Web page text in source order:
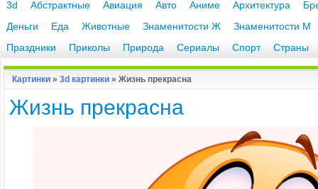
3d Абстрактные Авиация Авто Аниме Архитектура
Деньги
Еда Животные Знаменитости Ж
Знаменитости М
Праздники
Приколы Природа Сериалы Спорт Страны
Картинки » 3d картинки » Жизнь прекрасна
Жизнь прекрасна